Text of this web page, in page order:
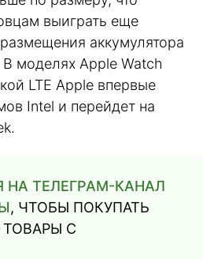
выиграть еще
аккумулятора
моделях Apple Watch
LTE Apple впервые
Intel и перейдет на
ТЕЛЕГРАМ-КАНАЛ
, ЧТОБЫ ПОКУПАТЬ
С